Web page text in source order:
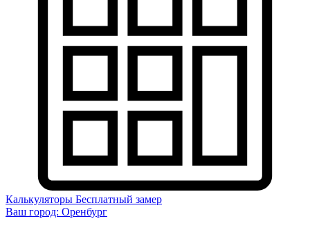
Калькуляторы Бесплатный замер
Ваш город: Оренбург